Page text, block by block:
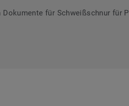
für Schweißschnur für